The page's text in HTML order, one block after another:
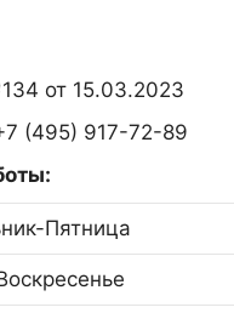
от 15.03.2023
(495) 917-72-89
Пятница